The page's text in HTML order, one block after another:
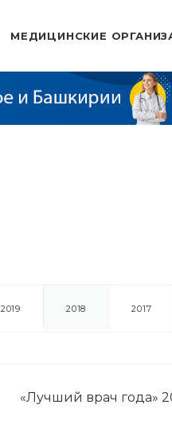
МЕДИЦИНСКИЕ
2019 2018 2017
«Лучший врач года»